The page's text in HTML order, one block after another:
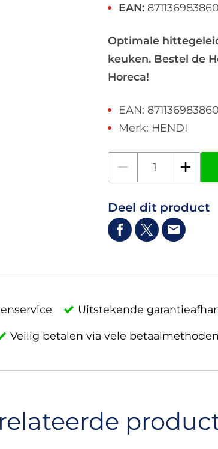
EAN:
Optimale
keuken. Bestel de
Horeca!
EAN:
Merk: HENDI
Deel dit product
Uitstekende
Veilig betalen via vele betaalmethoden